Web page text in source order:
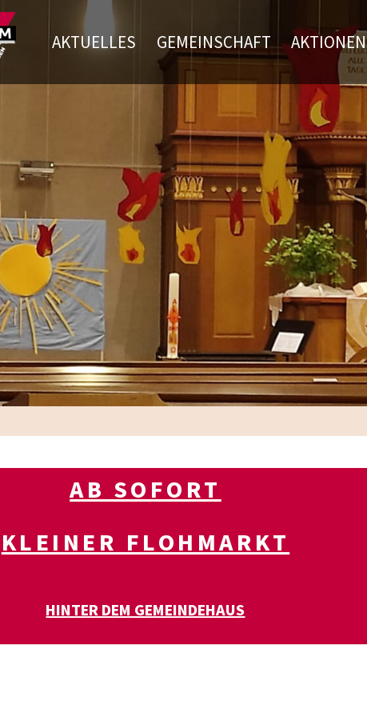
AKTUELLES GEMEINSCHAFT AKTIONEN
AB SOFORT
KLEINER FLOHMARKT
HINTER DEM GEMEINDEHAUS